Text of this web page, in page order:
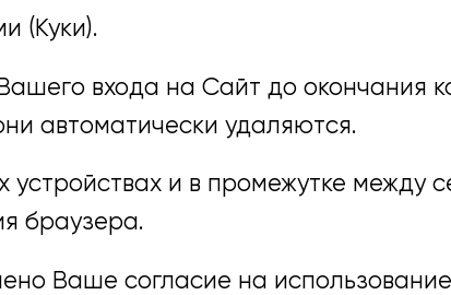
(Куки).
входа на Сайт до окончания
автоматически удаляются.
и в промежутке между
браузера.
Ваше согласие на